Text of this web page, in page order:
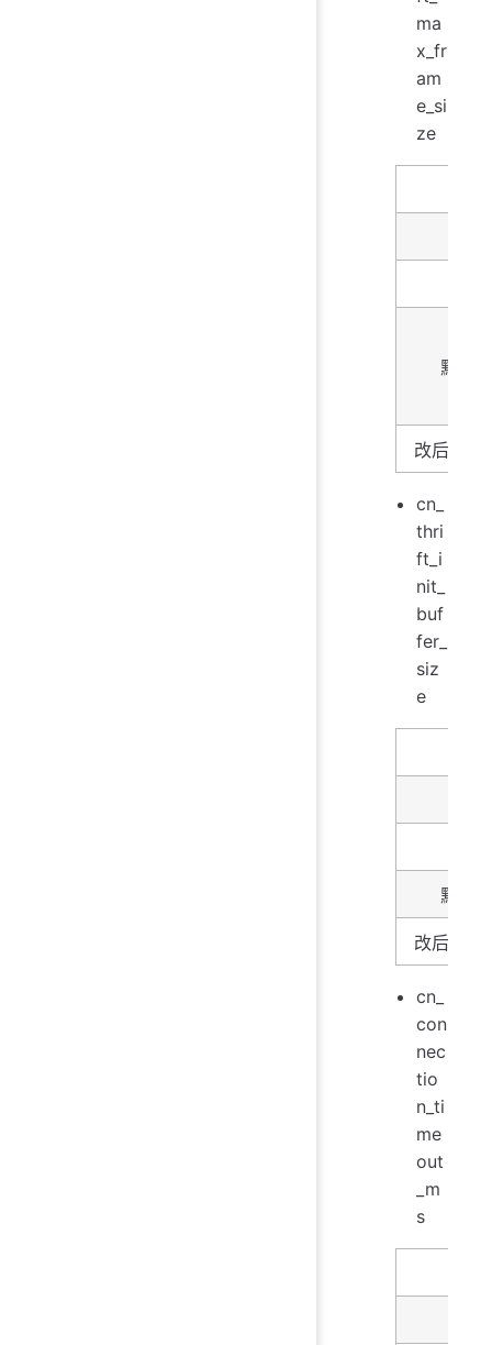
ma
x_fr
am
e_si
ze
默认值
改后生效
cn_
thri
ft_i
nit_
buf
fer_
siz
e
默认值
改后生效
cn_
con
nec
tio
n_ti
me
out
_m
s